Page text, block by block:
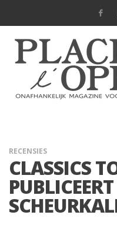
RECENSIES
CLASSICS
PUBLICEERT